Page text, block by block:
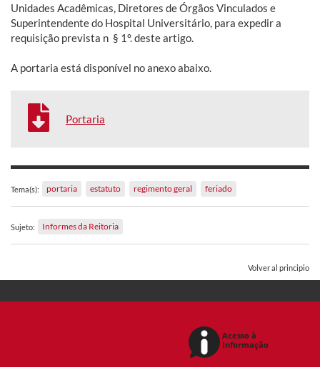
Unidades Acadêmicas, Diretores de Órgãos Vinculados e
Superintendente do Hospital Universitário, para expedir a
requisição prevista n § 1°. deste artigo.
A portaria está disponível no anexo abaixo.
Portaria
Tema(s): portaria estatuto regimento geral feriado
Sujeto: Informes da Reitoria
Volver al principio